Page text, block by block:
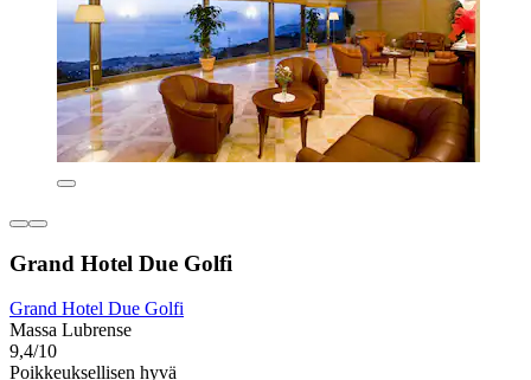
Grand Hotel Due Golfi
Grand Hotel Due Golfi
Massa Lubrense
9,4/10
Poikkeuksellisen hyvä